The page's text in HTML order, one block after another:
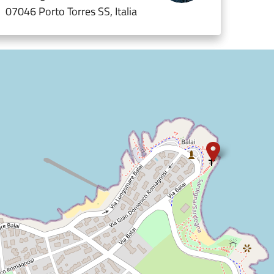
07046 Porto Torres SS, Italia